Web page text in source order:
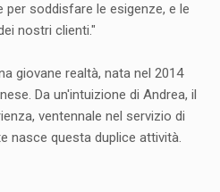
per soddisfare le esigenze, e le
nostri clienti."
giovane realtà, nata nel 2014
Da un'intuizione di Andrea, il
ventennale nel servizio di
nasce questa duplice attività.